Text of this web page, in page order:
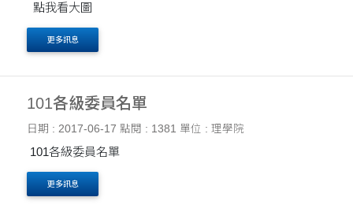
點我看大圖
更多訊息
101各級委員名單
日期 : 2017-06-17 點閱 : 1381 單位 : 理學院
101各級委員名單
更多訊息